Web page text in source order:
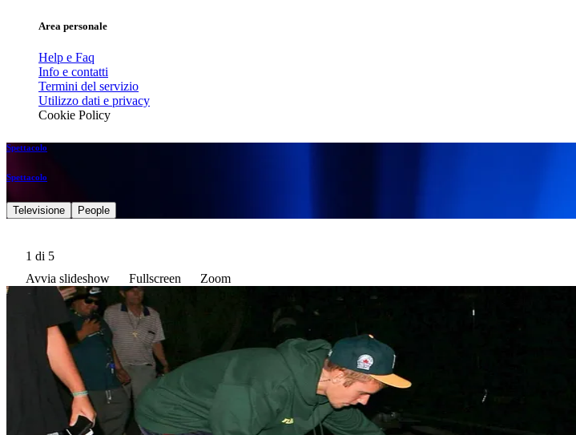
Area personale
Help e Faq
Info e contatti
Termini del servizio
Utilizzo dati e privacy
Cookie Policy
Spettacolo
Spettacolo
Televisione People
1 di 5
Avvia slideshow
Fullscreen Zoom